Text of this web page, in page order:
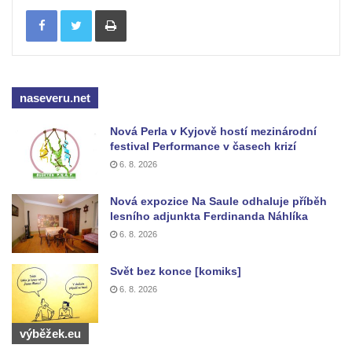
Pamětní deska otce a syna Kopřivových na
Pamětní deska 120 let založení SDH
Touchovice
Pamětní deska povodní 2013 ve Velkých
Žernosekách
Pamětní deska Franze Josepha Gläsera na
jeho rodném domě čp. 33 v Černické ulici v
Horním Jiřetíně
Pamětní deska Ludwiga Freunda na domě
Pamětní deska Antonie a Stanislava
Vratislavových na obecním úřadu v
Poleradech
Tisknout
naseveru.net
Nová Perla v Kyjově hostí mezinárodní
festival Performance v časech krizí
6. 8. 2026
Nová expozice Na Saule odhaluje příběh
lesního adjunkta Ferdinanda Náhlíka
6. 8. 2026
Svět bez konce [komiks]
6. 8. 2026
výběžek.eu